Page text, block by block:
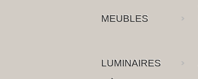
MEUBLES
LUMINAIRES